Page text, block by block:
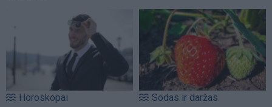
Horoskopai Sodas ir daržas